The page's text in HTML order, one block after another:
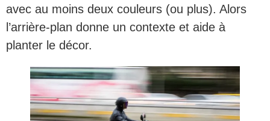
avec au moins deux couleurs (ou plus). Alors
l’arrière-plan donne un contexte et aide à
planter le décor.